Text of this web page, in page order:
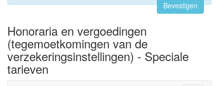
Bevestigen
Honoraria en vergoedingen
(tegemoetkomingen van de
verzekeringsinstellingen) - Speciale
tarieven